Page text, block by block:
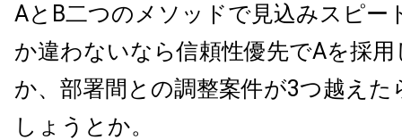
AとB二つのメソッドで見込みスピー
か違わないなら信頼性優先でAを採
か、部署間との調整案件が3つ越えた
しょうとか。